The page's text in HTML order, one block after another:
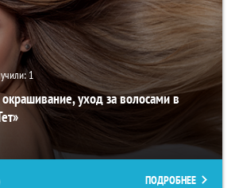
1
уход за волосами в
ПОДРОБНЕЕ